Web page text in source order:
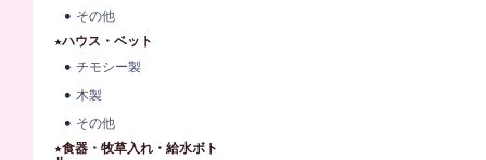
その他
★ハウス・ベット
チモシー製
木製
その他
★食器・牧草入れ・給水ボト